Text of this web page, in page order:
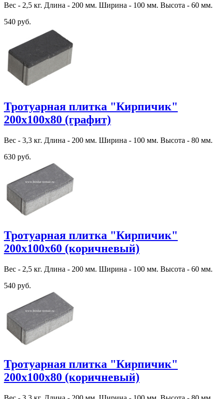
Вес - 2,5 кг. Длина - 200 мм. Ширина - 100 мм. Высота - 60 мм.
540 руб.
Тротуарная плитка "Кирпичик"
200х100х80 (графит)
Вес - 3,3 кг. Длина - 200 мм. Ширина - 100 мм. Высота - 80 мм.
630 руб.
Тротуарная плитка "Кирпичик"
200х100х60 (коричневый)
Вес - 2,5 кг. Длина - 200 мм. Ширина - 100 мм. Высота - 60 мм.
540 руб.
Тротуарная плитка "Кирпичик"
200х100х80 (коричневый)